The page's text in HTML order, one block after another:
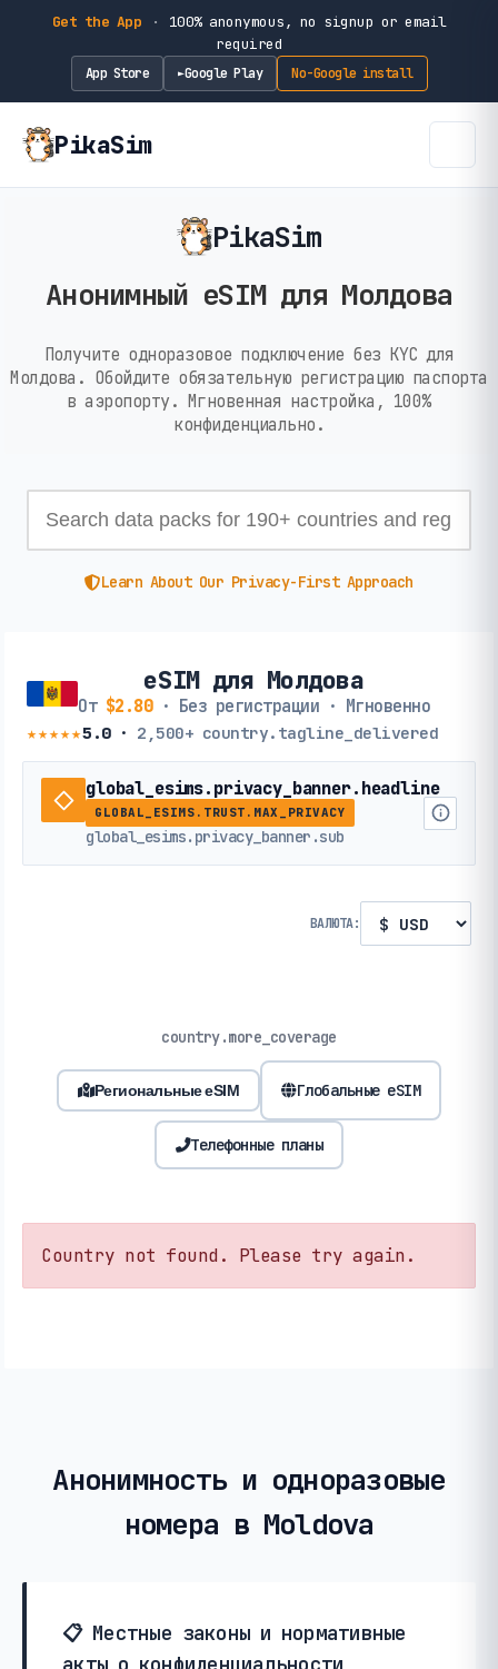
Get the App ·
100% anonymous, no signup or email
required
App Store ►Google Play No-Google install
PikaSim
PikaSim
Анонимный eSIM для Молдова
Получите одноразовое подключение без KYC для
Молдова. Обойдите обязательную регистрацию паспорта
в аэропорту. Мгновенная настройка, 100%
конфиденциально.
Learn About Our Privacy-First Approach
eSIM для Молдова
От $2.80· Без регистрации · Мгновенно
★★★★★5.0· 2,500+ country.tagline_delivered
global_esims.privacy_banner.headline
GLOBAL_ESIMS.TRUST.MAX_PRIVACY
global_esims.privacy_banner.sub
ВАЛЮТА:
country.more_coverage
Региональные eSIM Глобальные eSIM
Телефонные планы
Country not found. Please try again.
Анонимность и одноразовые
номера в Moldova
📋 Местные законы и нормативные